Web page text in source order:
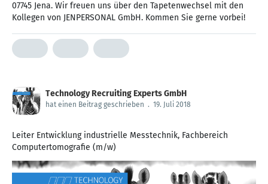
07745 Jena. Wir freuen uns über den Tapetenwechsel mit den
Kollegen von JENPERSONAL GmbH. Kommen Sie gerne vorbei!
Technology Recruiting Experts GmbH
hat einen Beitrag geschrieben . 19. Juli 2018
Leiter Entwicklung industrielle Messtechnik, Fachbereich
Computertomografie (m/w)